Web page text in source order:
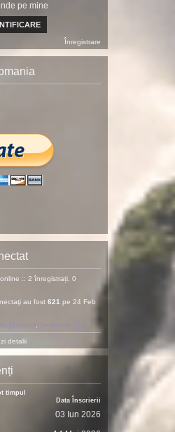
pe mine
Înregistrare
:: 2 înregistrați, 0
au fost 621 pe 24 Feb
Semrush [Bot]
detalii
timpul
Data Înscrierii
03 Iun 2026